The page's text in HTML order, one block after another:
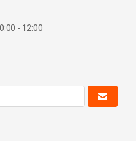
- 12:00